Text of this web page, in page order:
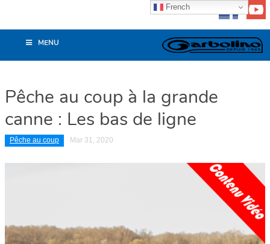
MENU
Pêche au coup à la grande
canne : Les bas de ligne
Pêche au coup Mar 31, 2020
French